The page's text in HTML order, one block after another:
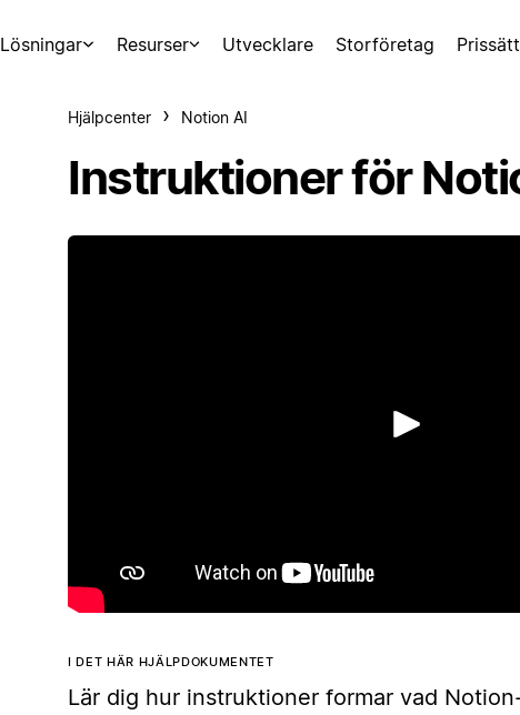
Lösningar Resurser Utvecklare Storföretag
Hjälpcenter Notion AI
Instruktioner för
Spela
I DET HÄR HJÄLPDOKUMENTET
Lär dig hur instruktioner formar vad